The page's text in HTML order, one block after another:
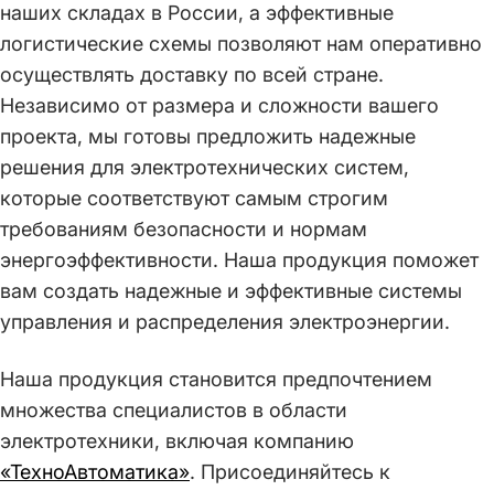
наших складах в России, а эффективные
логистические схемы позволяют нам оперативно
осуществлять доставку по всей стране.
Независимо от размера и сложности вашего
проекта, мы готовы предложить надежные
решения для электротехнических систем,
которые соответствуют самым строгим
требованиям безопасности и нормам
энергоэффективности. Наша продукция поможет
вам создать надежные и эффективные системы
управления и распределения электроэнергии.
Наша продукция становится предпочтением
множества специалистов в области
электротехники, включая компанию
«ТехноАвтоматика». Присоединяйтесь к